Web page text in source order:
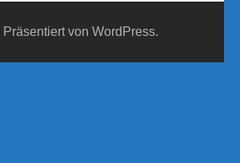
Präsentiert von WordPress.